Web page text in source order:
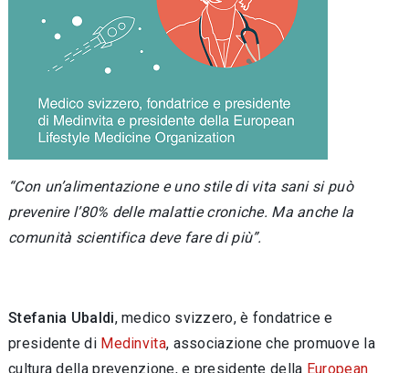
“Con un’alimentazione e uno stile di vita sani si può
prevenire l’80% delle malattie croniche. Ma anche la
comunità scientifica deve fare di più”.
Stefania Ubaldi, medico svizzero, è fondatrice e
presidente di Medinvita, associazione che promuove la
cultura della prevenzione, e presidente della European